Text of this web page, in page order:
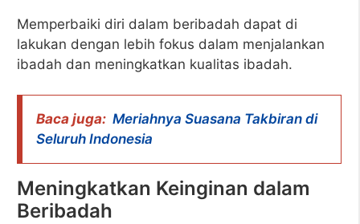
Memperbaiki diri dalam beribadah dapat di
lakukan dengan lebih fokus dalam menjalankan
ibadah dan meningkatkan kualitas ibadah.
Baca juga: Meriahnya Suasana Takbiran di
Seluruh Indonesia
Meningkatkan Keinginan dalam
Beribadah